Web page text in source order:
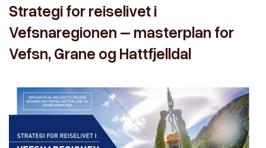
Strategi for reiselivet i
Vefsnaregionen – masterplan for
Vefsn, Grane og Hattfjelldal